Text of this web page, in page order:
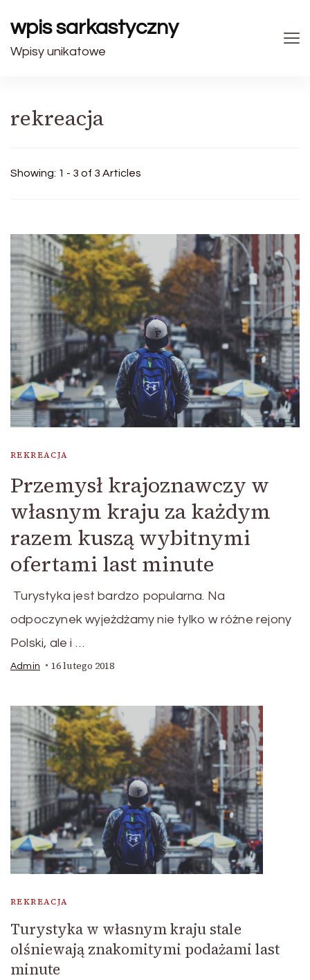
wpis sarkastyczny
Wpisy unikatowe
rekreacja
Showing: 1 - 3 of 3 Articles
REKREACJA
Przemysł krajoznawczy w
własnym kraju za każdym
razem kuszą wybitnymi
ofertami last minute
Turystyka jest bardzo popularna. Na
odpoczynek wyjeżdżamy nie tylko w różne rejony
Polski, ale i …
Admin 16 lutego 2018
REKREACJA
Turystyka w własnym kraju stale
olśniewają znakomitymi podażami last
minute